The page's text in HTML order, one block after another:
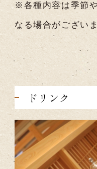
※各種内容は季節
なる場合がござい
ドリンク